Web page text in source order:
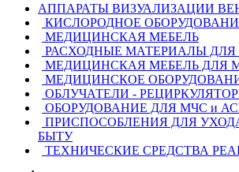
АППАРАТЫ ВИЗУАЛИЗАЦИИ
КИСЛОРОДНОЕ
МЕДИЦИНСКАЯ МЕБЕЛЬ
РАСХОДНЫЕ МАТЕРИАЛЫ ДЛЯ
МЕДИЦИНСКАЯ МЕБЕЛЬ ДЛЯ
МЕДИЦИНСКОЕ
ОБЛУЧАТЕЛИ -
ОБОРУДОВАНИЕ ДЛЯ МЧС и
ПРИСПОСОБЛЕНИЯ ДЛЯ
БЫТУ
ТЕХНИЧЕСКИЕ СРЕДСТВА